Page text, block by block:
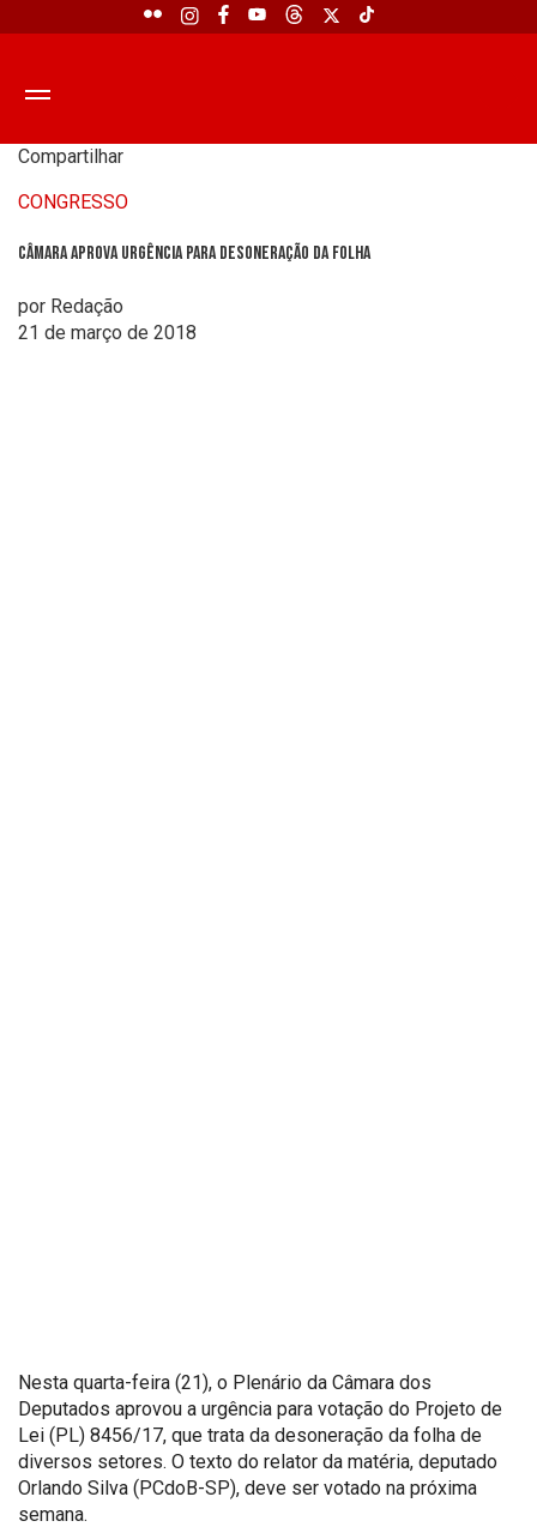
Compartilhar
CONGRESSO
Câmara aprova urgência para desoneração da folha
por Redação
21 de março de 2018
Nesta quarta-feira (21), o Plenário da Câmara dos
Deputados aprovou a urgência para votação do Projeto de
Lei (PL) 8456/17, que trata da desoneração da folha de
diversos setores. O texto do relator da matéria, deputado
Orlando Silva (PCdoB-SP), deve ser votado na próxima
semana.